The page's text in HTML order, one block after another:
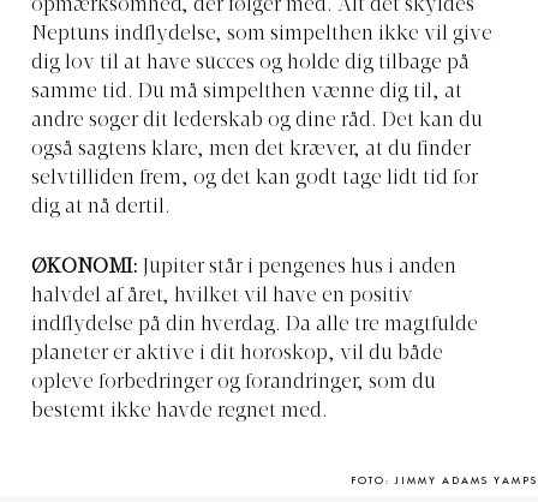
opmærksomhed, der følger med. Alt det skyldes
Neptuns indflydelse, som simpelthen ikke vil give
dig lov til at have succes og holde dig tilbage på
samme tid. Du må simpelthen vænne dig til, at
andre søger dit lederskab og dine råd. Det kan du
også sagtens klare, men det kræver, at du finder
selvtilliden frem, og det kan godt tage lidt tid for
dig at nå dertil.
ØKONOMI: Jupiter står i pengenes hus i anden
halvdel af året, hvilket vil have en positiv
indflydelse på din hverdag. Da alle tre magtfulde
planeter er aktive i dit horoskop, vil du både
opleve forbedringer og forandringer, som du
bestemt ikke havde regnet med.
FOTO: JIMMY ADAMS YAMPS